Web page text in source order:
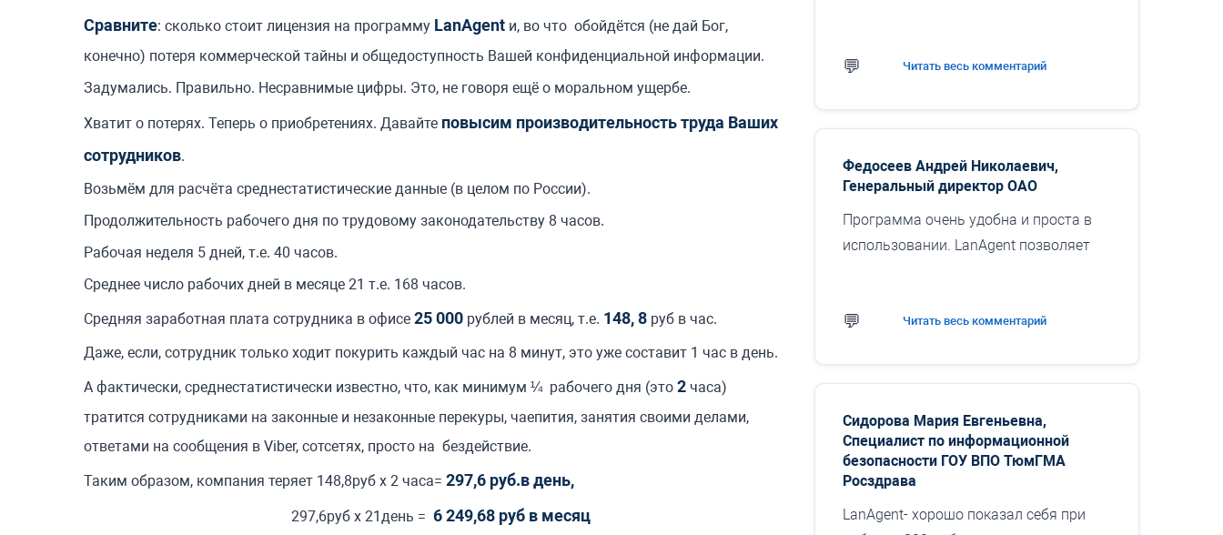
Сравните: сколько стоит лицензия на программу LanAgent и, во что обойдётся (не дай Бог,
конечно) потеря коммерческой тайны и общедоступность Вашей конфиденциальной информации.
Задумались. Правильно. Несравнимые цифры. Это, не говоря ещё о моральном ущербе.
Хватит о потерях. Теперь о приобретениях. Давайте повысим производительность труда Ваших
сотрудников.
Возьмём для расчёта среднестатистические данные (в целом по России).
Продолжительность рабочего дня по трудовому законодательству 8 часов.
Рабочая неделя 5 дней, т.е. 40 часов.
Среднее число рабочих дней в месяце 21 т.е. 168 часов.
Средняя заработная плата сотрудника в офисе 25 000 рублей в месяц, т.е. 148, 8 руб в час.
Даже, если, сотрудник только ходит покурить каждый час на 8 минут, это уже составит 1 час в день.
А фактически, среднестатистически известно, что, как минимум ¼ рабочего дня (это 2 часа)
тратится сотрудниками на законные и незаконные перекуры, чаепития, занятия своими делами,
ответами на сообщения в Viber, сотсетях, просто на бездействие.
Таким образом, компания теряет 148,8руб х 2 часа= 297,6 руб.в день,
297,6руб х 21день = 6 249,68 руб в месяц
Читать весь комментарий
Федосеев Андрей Николаевич,
Генеральный директор ОАО
Программа очень удобна и проста в
использовании. LanAgent позволяет
картину его рабочего дня. Интуитивно
Читать весь комментарий
Сидорова Мария Евгеньевна,
Специалист по информационной
безопасности ГОУ ВПО ТюмГМА
Росздрава
LanAgent- хорошо показал себя при